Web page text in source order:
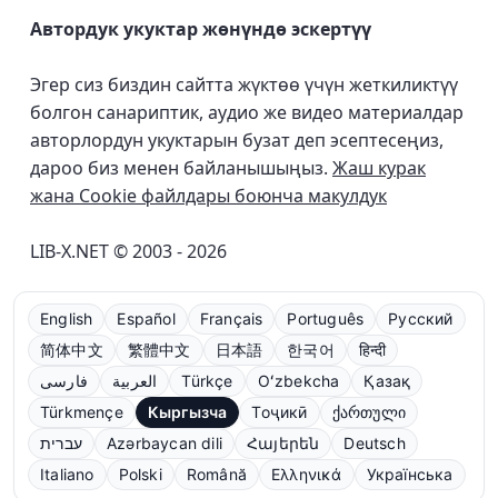
Автордук укуктар жөнүндө эскертүү
Эгер сиз биздин сайтта жүктөө үчүн жеткиликтүү
болгон санариптик, аудио же видео материалдар
авторлордун укуктарын бузат деп эсептесеңиз,
дароо биз менен байланышыңыз. Жаш курак
жана Cookie файлдары боюнча макулдук
LIB-X.NET © 2003 - 2026
English Español Français Português
Русский
简体中文
繁體中文 日本語 한국어
हिन्दी
فارسی
العربية Türkçe Oʻzbekcha
Қазақ
Türkmençe
Кыргызча Тоҷикӣ
ქართული
עברית
Azərbaycan dili Հայերեն
Deutsch
Italiano
Polski Română Ελληνικά Українська